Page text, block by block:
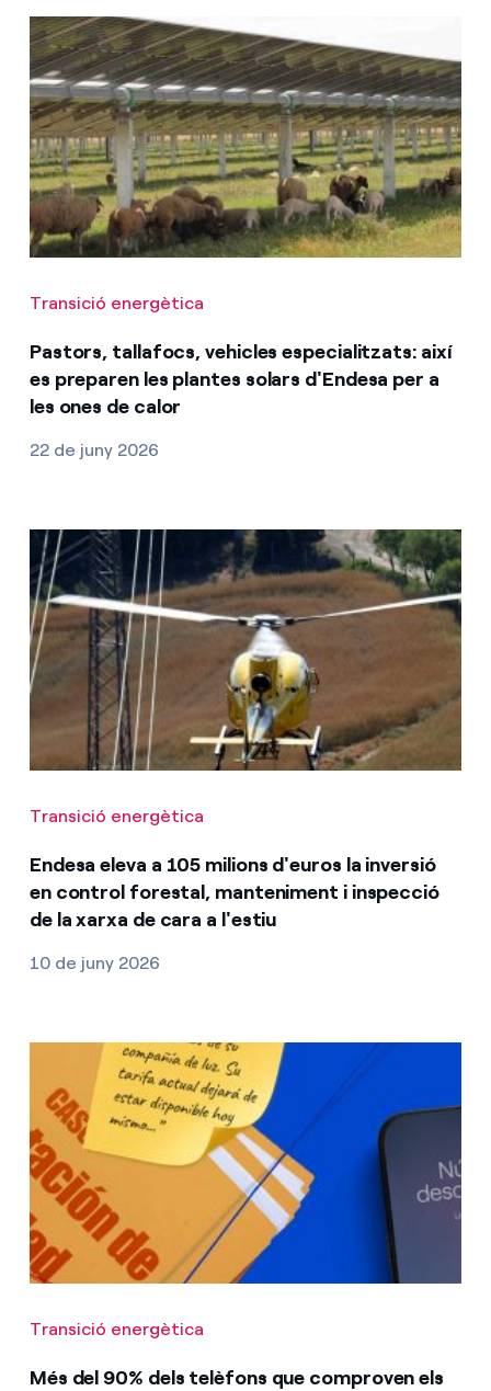
Transició energètica
Pastors, tallafocs, vehicles especialitzats: així
es preparen les plantes solars d'Endesa per a
les ones de calor
22 de juny 2026
Transició energètica
Endesa eleva a 105 milions d'euros la inversió
en control forestal, manteniment i inspecció
de la xarxa de cara a l'estiu
10 de juny 2026
Transició energètica
Més del 90% dels telèfons que comproven els